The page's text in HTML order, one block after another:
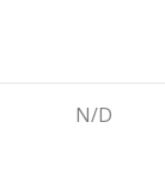
N/D